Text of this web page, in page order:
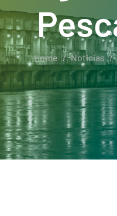
Home Noticias